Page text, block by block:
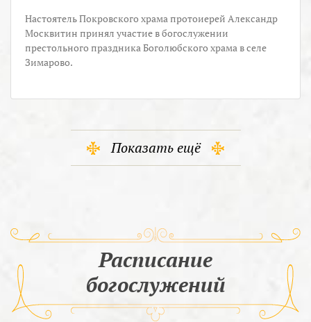
Настоятель Покровского храма протоиерей Александр
Москвитин принял участие в богослужении
престольного праздника Боголюбского храма в селе
Зимарово.
Показать ещё
Расписание
богослужений